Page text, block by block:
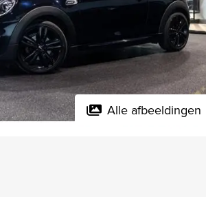
Alle afbeeldingen